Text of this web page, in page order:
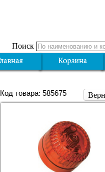
Поиск
Код товара: 585675